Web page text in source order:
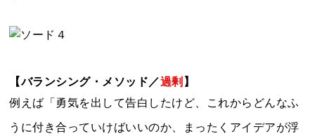
【バランシング・メソッド／過剰 】
例えば「勇気を出して告白したけど、これからどんなふ
うに付き合っていけばいいのか、まったくアイデアが浮